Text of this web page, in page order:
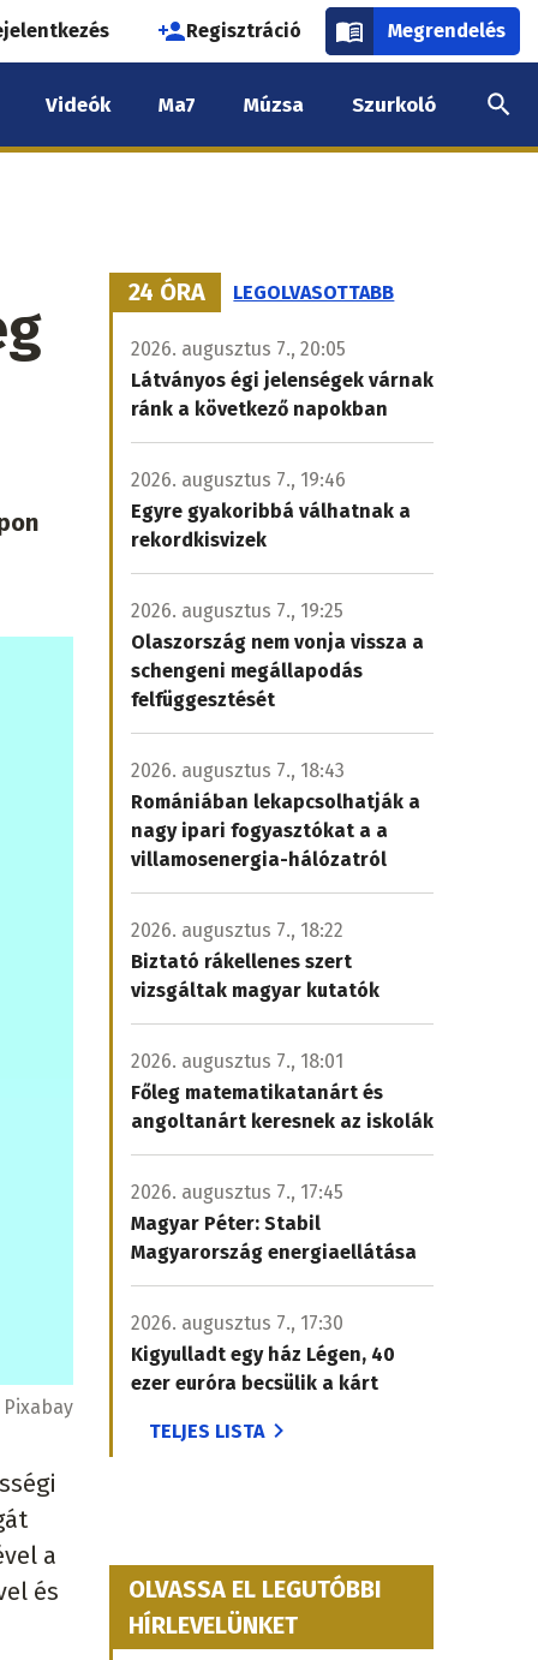
Regisztráció Megrendelés
Videók Ma7 Múzsa Szurkoló
Pixabay
a
és
24 ÓRA LEGOLVASOTTABB
2026. augusztus 7., 20:05
Látványos égi jelenségek várnak
ránk a következő napokban
2026. augusztus 7., 19:46
Egyre gyakoribbá válhatnak a
rekordkisvizek
2026. augusztus 7., 19:25
Olaszország nem vonja vissza a
schengeni megállapodás
felfüggesztését
2026. augusztus 7., 18:43
Romániában lekapcsolhatják a
nagy ipari fogyasztókat a a
villamosenergia-hálózatról
2026. augusztus 7., 18:22
Biztató rákellenes szert
vizsgáltak magyar kutatók
2026. augusztus 7., 18:01
Főleg matematikatanárt és
angoltanárt keresnek az iskolák
2026. augusztus 7., 17:45
Magyar Péter: Stabil
Magyarország energiaellátása
2026. augusztus 7., 17:30
Kigyulladt egy ház Légen, 40
ezer euróra becsülik a kárt
TELJES LISTA
OLVASSA EL LEGUTÓBBI
HÍRLEVELÜNKET